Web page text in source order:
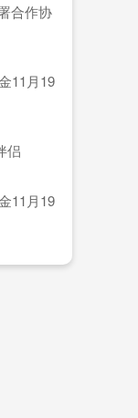
合作协
11月19
侣
11月19